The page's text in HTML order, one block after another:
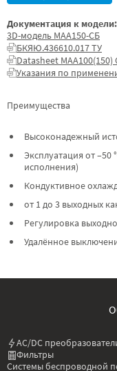
Преимущества
Высоконадежный
Эксплуатация от –50
исполнения)
Кондуктивное
от 1 до 3 выходных
Регулировка
Удалённое
Документация к модели:
3D-модель МАА150-СБ
БКЯЮ.436610.017 ТУ
Datasheet МАА100(150)
Указания по
AC/DC
Фильтры
Системы беспроводной